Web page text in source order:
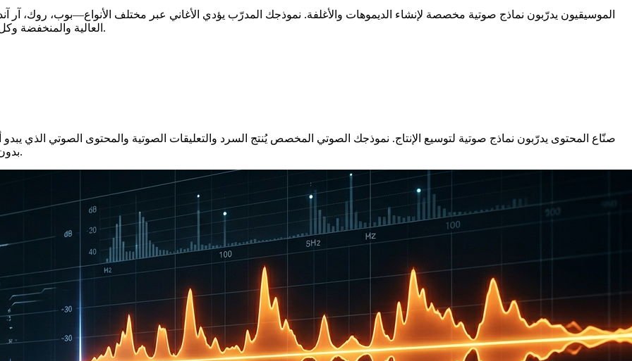
الموسيقيون يدرّبون نماذج صوتية مخصصة لإنشاء الديموهات والأغلفة. نموذجك المدرّب يؤدي الأغاني عبر مختلف الأنواع—بوب، روك،
العالية والمنخفضة وكل ما بينهما. أفضل من تصحيح طبقة الصوت لأنه يبدو طبيعياً مثل صوتك.
بدون تسجيل كل مقطع. جمهورك يسمعك أنت، وليس ذكاء اصطناعياً عاماً.